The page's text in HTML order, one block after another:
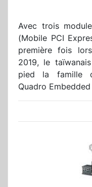
Avec trois
(Mobile PCI
première fois
2019, le
pied la famille
Quadro